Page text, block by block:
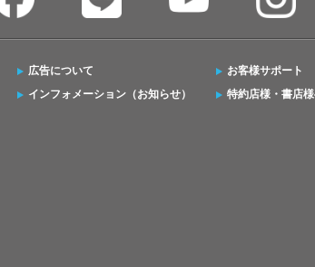
広告について
インフォメーション（お知らせ）
お客様サポート
特約店様・書店